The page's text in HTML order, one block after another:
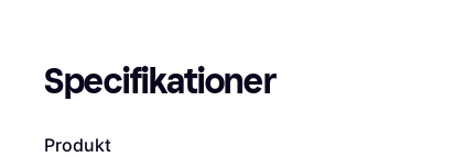
Specifikationer
Produkt